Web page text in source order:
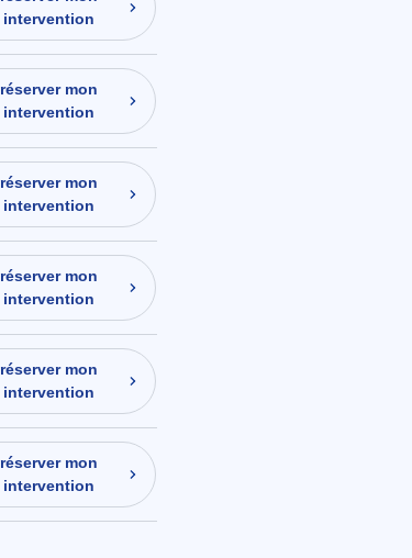
intervention
réserver mon
intervention
réserver mon
intervention
réserver mon
intervention
réserver mon
intervention
réserver mon
intervention